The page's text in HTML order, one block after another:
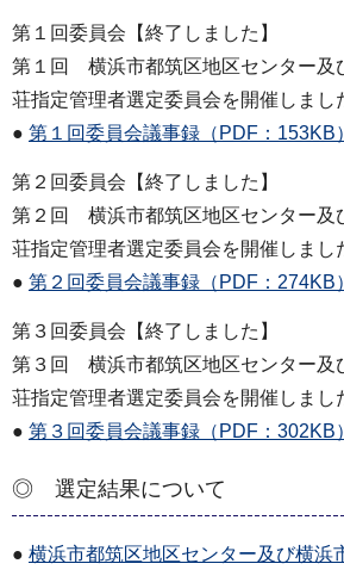
第１回委員会【終了しました】
第１回 横浜市都筑区地区センター及
荘指定管理者選定委員会を開催しまし
● 第１回委員会議事録（PDF：153KB）
第２回委員会【終了しました】
第２回 横浜市都筑区地区センター及
荘指定管理者選定委員会を開催しまし
● 第２回委員会議事録（PDF：274KB）
第３回委員会【終了しました】
第３回 横浜市都筑区地区センター及
荘指定管理者選定委員会を開催しまし
● 第３回委員会議事録（PDF：302KB）
◎ 選定結果について
● 横浜市都筑区地区センター及び横浜